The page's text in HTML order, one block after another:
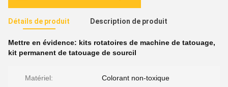
Détails de produit Description de produit
Mettre en évidence: kits rotatoires de machine de tatouage,
kit permanent de tatouage de sourcil
Matériel: Colorant non-toxique